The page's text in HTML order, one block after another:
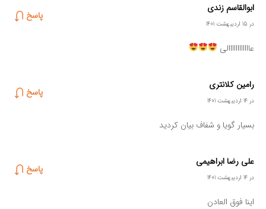
ابوالقاسم زندی
در 15 اردیبهشت 1401
پاسخ
عاااااااااااالی
رامین کلانتری
در 14 اردیبهشت 1401
پاسخ
بسیار گویا و شفاف بیان کردید
علی رضا ابراهیمی
در 14 اردیبهشت 1401
پاسخ
اینا فوق العادن